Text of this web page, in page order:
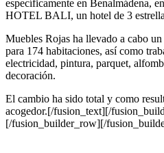
específicamente en Benalmádena,
HOTEL BALI, un hotel de 3
Muebles Rojas ha llevado a cabo
para 174 habitaciones, así como
electricidad, pintura, parquet,
decoración.
El cambio ha sido total y como
acogedor.[/fusion_text][/
[/fusion_builder_row][/